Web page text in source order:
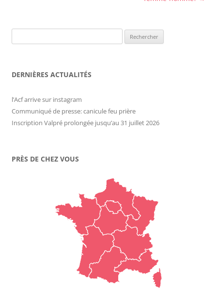
DERNIÈRES ACTUALITÉS
l’Acf arrive sur instagram
Communiqué de presse: canicule feu prière
Inscription Valpré prolongée jusqu’au 31 juillet 2026
PRÈS DE CHEZ VOUS